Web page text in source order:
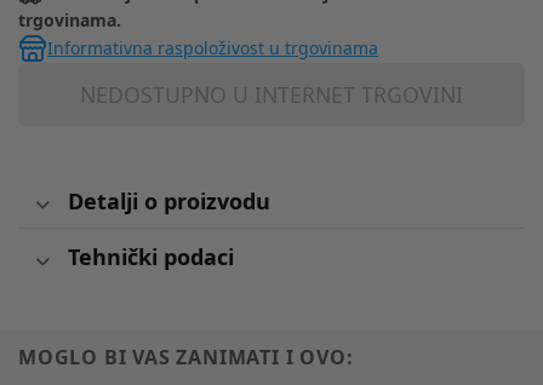
trgovinama.
Informativna raspoloživost u trgovinama
NEDOSTUPNO U INTERNET TRGOVINI
Detalji o proizvodu
Tehnički podaci
MOGLO BI VAS ZANIMATI I OVO: